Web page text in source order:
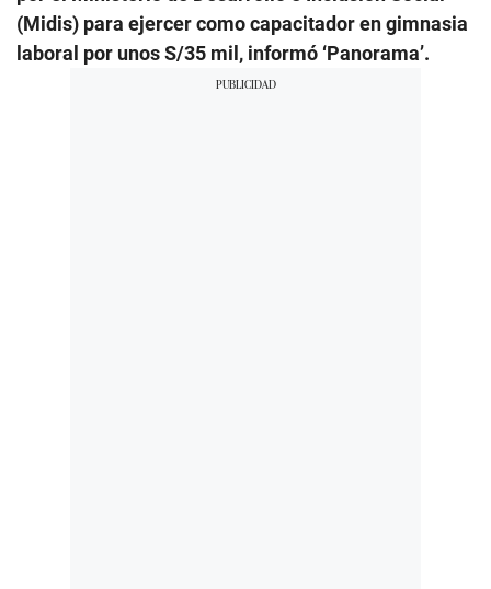
(Midis) para ejercer como capacitador en gimnasia
laboral por unos S/35 mil, informó ‘Panorama’.